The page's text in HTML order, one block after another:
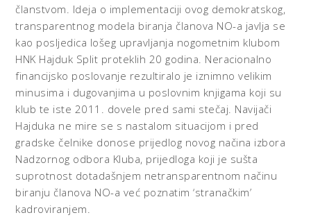
članstvom. Ideja o implementaciji ovog demokratskog,
transparentnog modela biranja članova NO-a javlja se
kao posljedica lošeg upravljanja nogometnim klubom
HNK Hajduk Split proteklih 20 godina. Neracionalno
financijsko poslovanje rezultiralo je iznimno velikim
minusima i dugovanjima u poslovnim knjigama koji su
klub te iste 2011. dovele pred sami stečaj. Navijači
Hajduka ne mire se s nastalom situacijom i pred
gradske čelnike donose prijedlog novog načina izbora
Nadzornog odbora Kluba, prijedloga koji je sušta
suprotnost dotadašnjem netransparentnom načinu
biranju članova NO-a već poznatim ‘stranačkim’
kadroviranjem.